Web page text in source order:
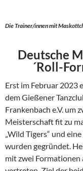
Die Trainer/innen mit
Deutsche
´Roll-
Erst im Februar 2023
dem Gießener
Frankenbach e.V. um
Meisterschaft fit zu
„Wild Tigers“ und
wurden gegründet.
mit zwei